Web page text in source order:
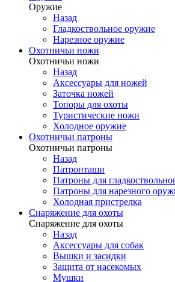
Оружие
Назад
Гладкоствольное оружие
Нарезное оружие
Охотничьи ножи
Охотничьи ножи
Назад
Аксессуары для ножей
Заточка ножей
Топоры для охоты
Туристические ножи
Холодное оружие
Охотничьи патроны
Охотничьи патроны
Назад
Патронташи
Патроны для
Патроны для нарезного
Холодная пристрелка
Снаряжение для охоты
Снаряжение для охоты
Назад
Аксессуары для собак
Вышки и засидки
Защита от насекомых
Мушки